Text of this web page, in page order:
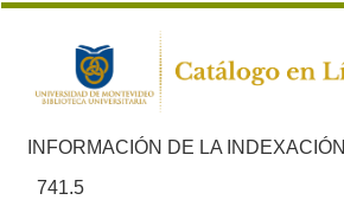
INFORMACIÓN DE LA INDEXACIÓN
741.5